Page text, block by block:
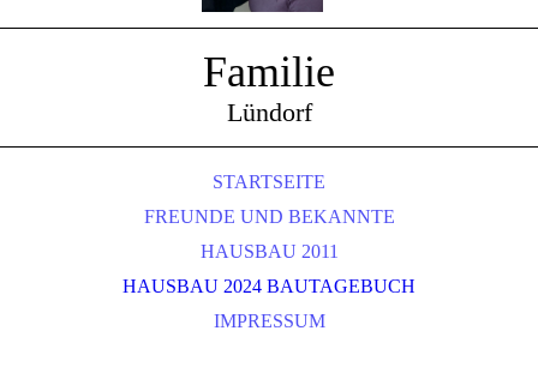
Familie
Lündorf
STARTSEITE
FREUNDE UND BEKANNTE
HAUSBAU 2011
HAUSBAU 2024 BAUTAGEBUCH
IMPRESSUM